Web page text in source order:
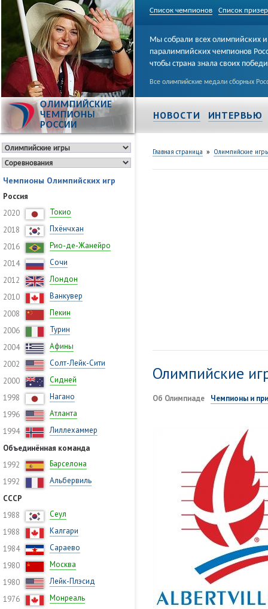
Список чемпионов Список
ОЛИМПИЙСКИЕ
ЧЕМПИОНЫ
РОССИИ
Мы собрали всех олимпийских и
паралимпийских чемпионов
чтобы страна знала своих
Все олимпийские медали сборных
НОВОСТИ ИНТЕРВЬЮ
Чемпионы Олимпийских игр
Россия
2020
Токио
2018
Пхёнчхан
2016
Рио-де-Жанейро
2014
Сочи
2012
Лондон
2010
Ванкувер
2008
Пекин
2006
Турин
2004
Афины
2002
Солт-Лейк-Сити
2000
Сидней
1998
Нагано
1996
Атланта
1994
Лиллехаммер
Объединённая команда
1992
Барселона
1992
Альбервиль
СССР
1988
Сеул
1988
Калгари
1984
Сараево
1980
Москва
1980
Лейк-Плэсид
1976
Монреаль
Главная страница » Олимпийские
Олимпийские
Об Олимпиаде Чемпионы и